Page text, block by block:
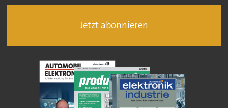
Jetzt abonnieren